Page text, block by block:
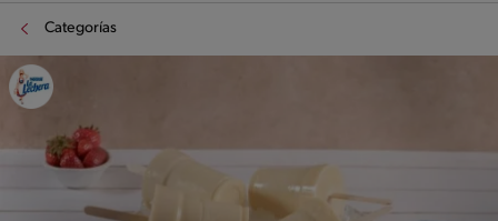
Categorías